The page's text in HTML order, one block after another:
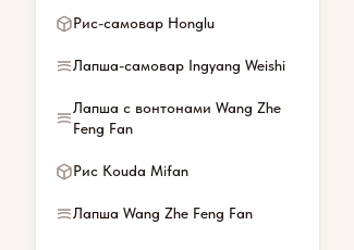
Рис-самовар Honglu
Лапша-самовар Ingyang Weishi
Лапша с вонтонами Wang Zhe
Feng Fan
Рис Kouda Mifan
Лапша Wang Zhe Feng Fan